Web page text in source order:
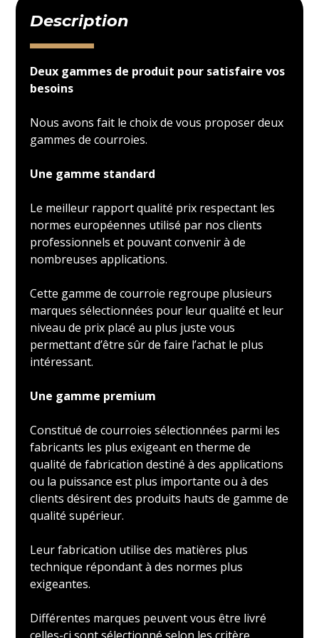
Description
Deux gammes de produit pour satisfaire vos
besoins
Nous avons fait le choix de vous proposer deux
gammes de courroies.
Une gamme standard
Le meilleur rapport qualité prix respectant les
normes européennes utilisé par nos clients
professionnels et pouvant convenir à de
nombreuses applications.
Cette gamme de courroie regroupe plusieurs
marques sélectionnées pour leur qualité et leur
niveau de prix placé au plus juste vous
permettant d’être sûr de faire l’achat le plus
intéressant.
Une gamme premium
Constitué de courroies sélectionnées parmi les
fabricants les plus exigeant en therme de
qualité de fabrication destiné à des applications
ou la puissance est plus importante ou à des
clients désirent des produits hauts de gamme de
qualité supérieur.
Leur fabrication utilise des matières plus
technique répondant à des normes plus
exigeantes.
Différentes marques peuvent vous être livré